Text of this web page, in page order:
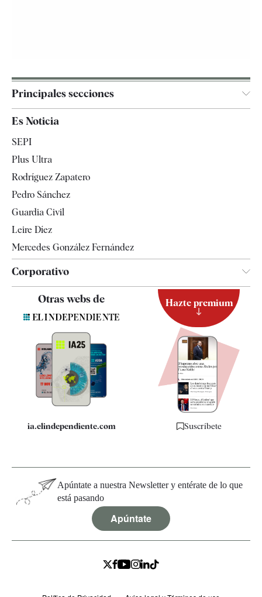
Principales secciones
España
Televisión
Es Noticia
SEPI
Plus Ultra
Rodríguez Zapatero
Pedro Sánchez
Guardia Civil
Leire Díez
Mercedes González Fernández
Corporativo
Contacto
Quiénes somos
Especificaciones
Otras webs de
ia.elindependiente.com
Hazte premium
Suscríbete
Apúntate a nuestra Newsletter y entérate de lo que
está pasando
Apúntate